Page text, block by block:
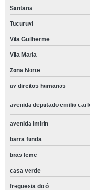
Santana
Tucuruvi
Vila Guilherme
Vila Maria
Zona Norte
av direitos humanos
avenida deputado emilio
avenida imirin
barra funda
bras leme
casa verde
freguesia do ó